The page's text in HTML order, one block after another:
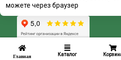
Главная Каталог
можете через браузер